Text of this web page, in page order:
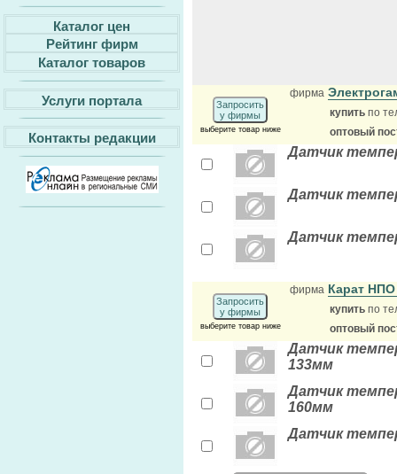
Каталог цен
Рейтинг фирм
Каталог товаров
Услуги портала
Контакты редакции
Запросить
у фирмы
выберите товар ниже
фирма
купить по
оптовый
Датчик
Датчик
Датчик
Запросить
у фирмы
выберите товар ниже
фирма Карат
купить по
оптовый
Датчик
133мм
Датчик
160мм
Датчик